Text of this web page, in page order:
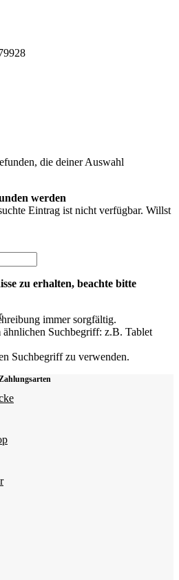
die deiner Auswahl
werden
Eintrag ist nicht verfügbar. Willst
zu erhalten, beachte bitte
immer sorgfältig.
ähnlichen Suchbegriff: z.B. Tablet
Suchbegriff zu verwenden.